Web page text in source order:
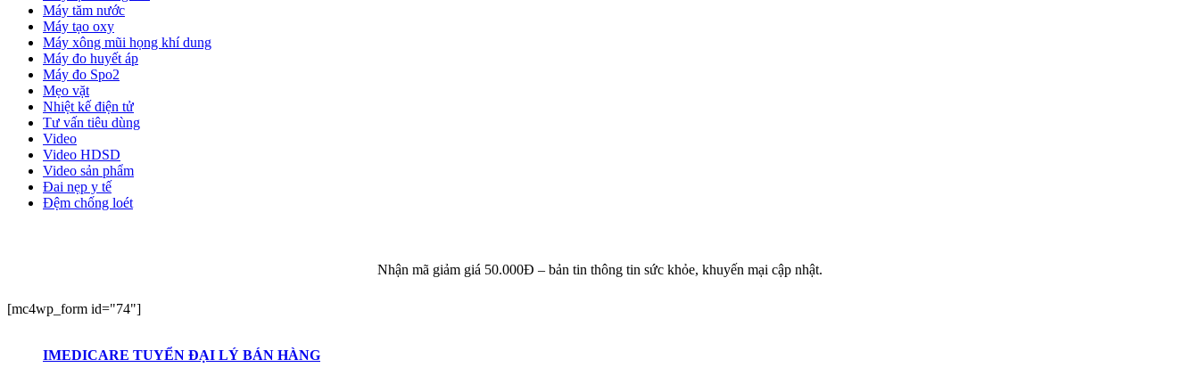
Máy tăm nước
Máy tạo oxy
Máy xông mũi họng khí dung
Máy đo huyết áp
Máy đo Spo2
Mẹo vặt
Nhiệt kế điện tử
Tư vấn tiêu dùng
Video
Video HDSD
Video sản phẩm
Đai nẹp y tế
Đệm chống loét
Nhận mã giảm giá 50.000Đ – bản tin thông tin sức khỏe, khuyến mại cập nhật.
[mc4wp_form id="74"]
IMEDICARE TUYỂN ĐẠI LÝ BÁN HÀNG